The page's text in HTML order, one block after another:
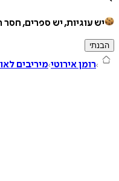
יש עוגיות, יש ספרים,
הבנתי
רומן אירוטי מיריבים